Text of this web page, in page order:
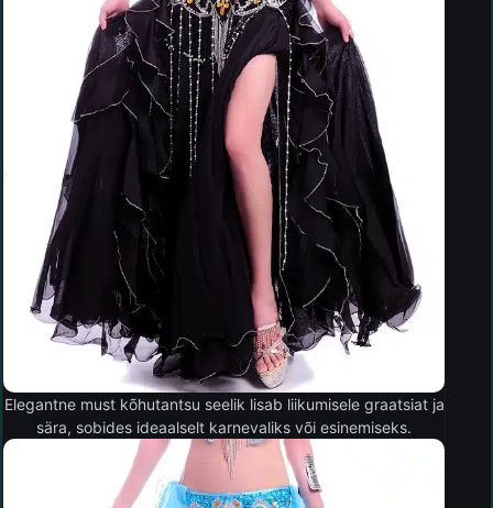
Elegantne must kõhutantsu seelik lisab liikumisele graatsiat ja
sära, sobides ideaalselt karnevaliks või esinemiseks.